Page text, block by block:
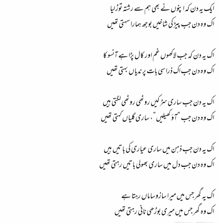
ایک یہ دن کہ اپنوں نے بھی ہم سے رشتہ توڑ لیا
اک وہ دن جب پیڑ کی شاخیں بوجھ ہمارا سہتی تھیں
اک یہ دن کہ جب لاکھوں غم اور کال پڑا ہے آنسو کا
اک وہ دن جب اک ذرا سی بات پر ندیاں بہتی تھیں
اک یہ دن جب ساری سڑکیں روٹھی روٹھی لگتی ہیں
اک وہ دن جب “آؤ کھیلیں“، ساری گلیاں کہتی تھیں
اک یہ دن جب ذہن میں ساری عیاری کی باتیں ہیں
اک وہ دن جب دل میں ساری بھولی باتیں رہتی تھیں
اک یہ گھر جس میں میرا سازوساماں رہتا ہے
اک وہ گھر جس میں میری بوڑھی نانی رہتی تھیں